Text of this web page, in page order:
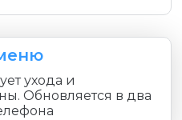
ухода и
Обновляется в два